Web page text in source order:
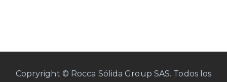
Copryright © Rocca Sólida Group SAS. Todos los